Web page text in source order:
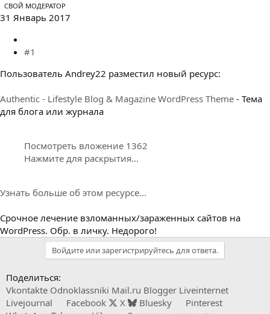
СВОЙ МОДЕРАТОР
31 Январь 2017
#1
Пользователь Andrey22 разместил новый ресурс:
Authentic - Lifestyle Blog & Magazine WordPress Theme - Тема
для блога или журнала
Посмотреть вложение 1362
Нажмите для раскрытия...
Узнать больше об этом ресурсе...
Срочное лечение взломанных/зараженных сайтов на
WordPress. Обр. в личку. Недорого!
Войдите или зарегистрируйтесь для ответа.
Поделиться:
Vkontakte Odnoklassniki Mail.ru Blogger Liveinternet
Livejournal
Facebook X Bluesky
Pinterest